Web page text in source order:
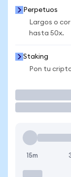
Perpetuos
Largos o
hasta 50x.
Staking
Pon tu
15m